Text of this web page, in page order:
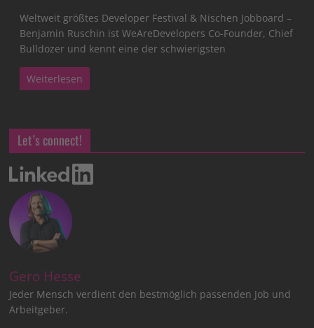
Weltweit größtes Developer Festival & Nischen Jobboard –
Benjamin Ruschin ist WeAreDevelopers Co-Founder, Chief
Bulldozer und kennt eine der schwierigsten
Weiterlesen
Let’s connect!
Gero Hesse
Jeder Mensch verdient den bestmöglich passenden Job und
Arbeitgeber.